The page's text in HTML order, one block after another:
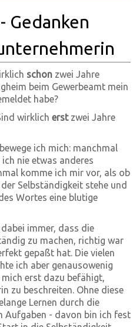
- Gedanken
schon zwei Jahre
beim Gewerbeamt mein
habe?
wirklich erstzwei Jahre
ich mich: manchmal
nie etwas anderes
komme ich mir vor, als ob
Selbständigkeit stehe und
Wortes eine blutige
immer, dass die
zu machen, richtig war
gepaßt hat. Die vielen
ich aber genausowenig
erst dazu befähigt,
zu beschreiten. Ohne diese
Lernen durch die
Aufgaben - davon bin ich fest